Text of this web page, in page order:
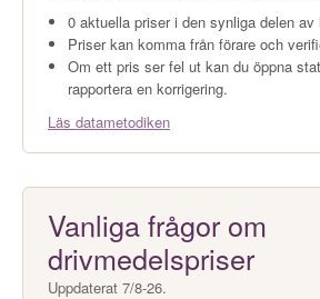
0 aktuella priser i den synliga delen av
Priser kan komma från förare och
Om ett pris ser fel ut kan du öppna
rapportera en korrigering.
Läs datametodiken
Vanliga frågor om
drivmedelspriser
Uppdaterat 7/8-26.